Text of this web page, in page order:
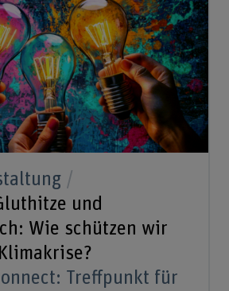
und
Wie schützen wir
Treffpunkt für